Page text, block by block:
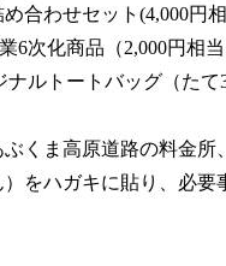
合わせセット(4,000円
6次化商品（2,000円相
ルトートバッグ（たて
くま高原道路の料金
をハガキに貼り、必